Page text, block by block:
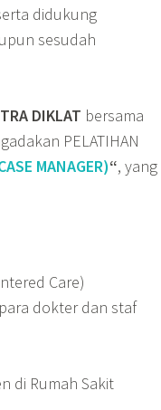
didukung
sesudah
DIKLAT bersama
PELATIHAN
MANAGER)“, yang
Care)
dokter dan staf
di Rumah Sakit